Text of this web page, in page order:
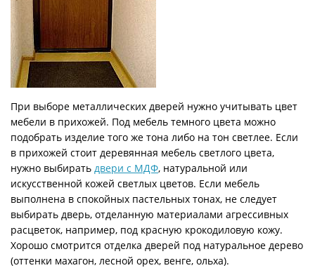
При выборе металлических дверей нужно учитывать цвет
мебели в прихожей. Под мебель темного цвета можно
подобрать изделие того же тона либо на тон светлее. Если
в прихожей стоит деревянная мебель светлого цвета,
нужно выбирать двери с МДФ, натуральной или
искусственной кожей светлых цветов. Если мебель
выполнена в спокойных пастельных тонах, не следует
выбирать дверь, отделанную материалами агрессивных
расцветок, например, под красную крокодиловую кожу.
Хорошо смотрится отделка дверей под натуральное дерево
(оттенки махагон, лесной орех, венге, ольха).